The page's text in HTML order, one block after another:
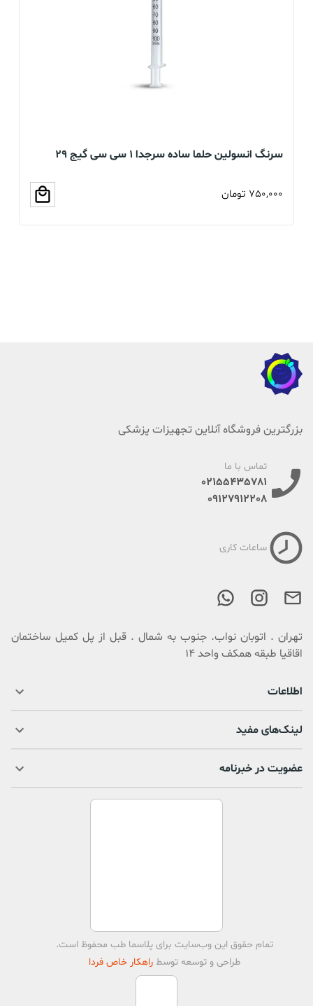
سرنگ انسولین حلما ساده سرجدا 1 سی سی گیج 29
750,000 تومان
بزرگترین فروشگاه آنلاین تجهیزات پزشکی
تماس با ما
02155435781
09127912208
ساعات کاری
تهران . اتوبان نواب. جنوب به شمال . قبل از پل کمیل ساختمان
اقاقیا طبقه همکف واحد 14
اطلاعات
لینک‌های مفید
عضویت در خبرنامه
تمام حقوق اين وب‌سايت برایپلاسما طب محفوظ است.
طراحی و توسعه توسط راهکار خاص فردا